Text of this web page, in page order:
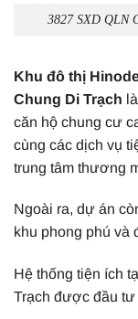
3827 SXD QLN
Khu đô thị
Chung Di Trạch
căn hộ chung cư
cùng các dịch vụ
trung tâm thương
Ngoài ra, dự án
khu phong phú và
Hệ thống tiện ích
Trạch được đầu tư